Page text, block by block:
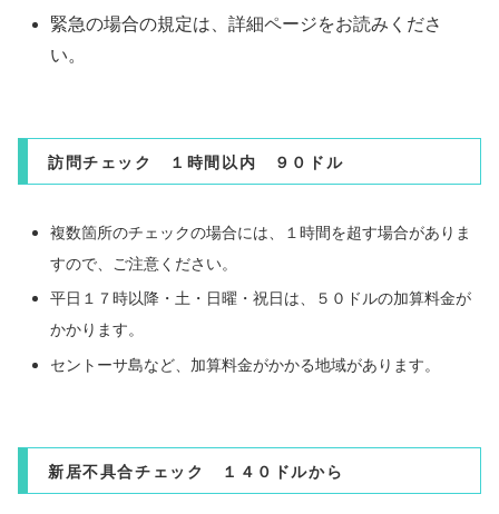
緊急の場合の規定は、詳細ページをお読みくださ
い。
訪問チェック １時間以内 ９０ドル
複数箇所のチェックの場合には、１時間を超す場合がありま
すので、ご注意ください。
平日１７時以降・土・日曜・祝日は、５０ドルの加算料金が
かかります。
セントーサ島など、加算料金がかかる地域があります。
新居不具合チェック １４０ドルから